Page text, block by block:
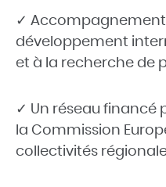
✓ Accompagnement
développement
et à la recherche de
✓ Un réseau financé
la Commission
collectivités